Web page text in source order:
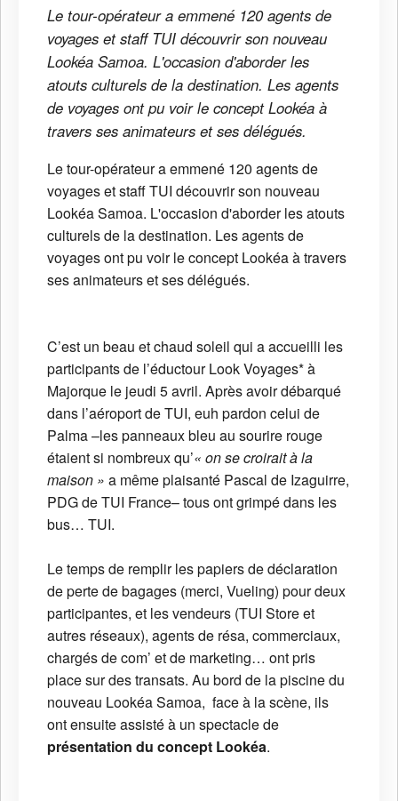
Le tour-opérateur a emmené 120 agents de
voyages et staff TUI découvrir son nouveau
Lookéa Samoa. L'occasion d'aborder les
atouts culturels de la destination. Les agents
de voyages ont pu voir le concept Lookéa à
travers ses animateurs et ses délégués.
Le tour-opérateur a emmené 120 agents de
voyages et staff TUI découvrir son nouveau
Lookéa Samoa. L'occasion d'aborder les atouts
culturels de la destination. Les agents de
voyages ont pu voir le concept Lookéa à travers
ses animateurs et ses délégués.
C’est un beau et chaud soleil qui a accueilli les
participants de l’éductour Look Voyages* à
Majorque le jeudi 5 avril. Après avoir débarqué
dans l’aéroport de TUI, euh pardon celui de
Palma –les panneaux bleu au sourire rouge
étaient si nombreux qu’« on se croirait à la
maison » a même plaisanté Pascal de Izaguirre,
PDG de TUI France– tous ont grimpé dans les
bus… TUI.
Le temps de remplir les papiers de déclaration
de perte de bagages (merci, Vueling) pour deux
participantes, et les vendeurs (TUI Store et
autres réseaux), agents de résa, commerciaux,
chargés de com’ et de marketing… ont pris
place sur des transats. Au bord de la piscine du
nouveau Lookéa Samoa, face à la scène, ils
ont ensuite assisté à un spectacle de
présentation du concept Lookéa.